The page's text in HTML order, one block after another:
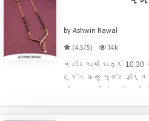
by Ashwin Rawal
(4.5/5)
14k
વડોદરાથી રાત્રે
ટ્રેન હજુ પ્લેટફોર્મ
સીઝન હતી એટલે ઝાઝી
ટ્રેનની રાહ જોઈ